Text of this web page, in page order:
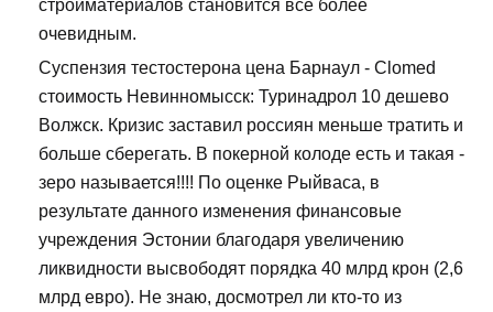
стройматериалов становится все более
очевидным.
Суспензия тестостерона цена Барнаул - Clomed
стоимость Невинномысск: Туринадрол 10 дешево
Волжск. Кризис заставил россиян меньше тратить и
больше сберегать. В покерной колоде есть и такая -
зеро называется!!!! По оценке Рыйваса, в
результате данного изменения финансовые
учреждения Эстонии благодаря увеличению
ликвидности высвободят порядка 40 млрд крон (2,6
млрд евро). Не знаю, досмотрел ли кто-то из